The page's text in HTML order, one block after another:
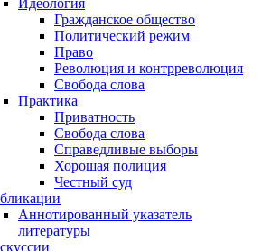
Идеология
Гражданское общество
Политический режим
Право
Революция и контрреволюция
Свобода слова
Практика
Приватность
Свобода слова
Справедливые выборы
Хорошая полиция
Честный суд
Аннотированный указатель
литературы